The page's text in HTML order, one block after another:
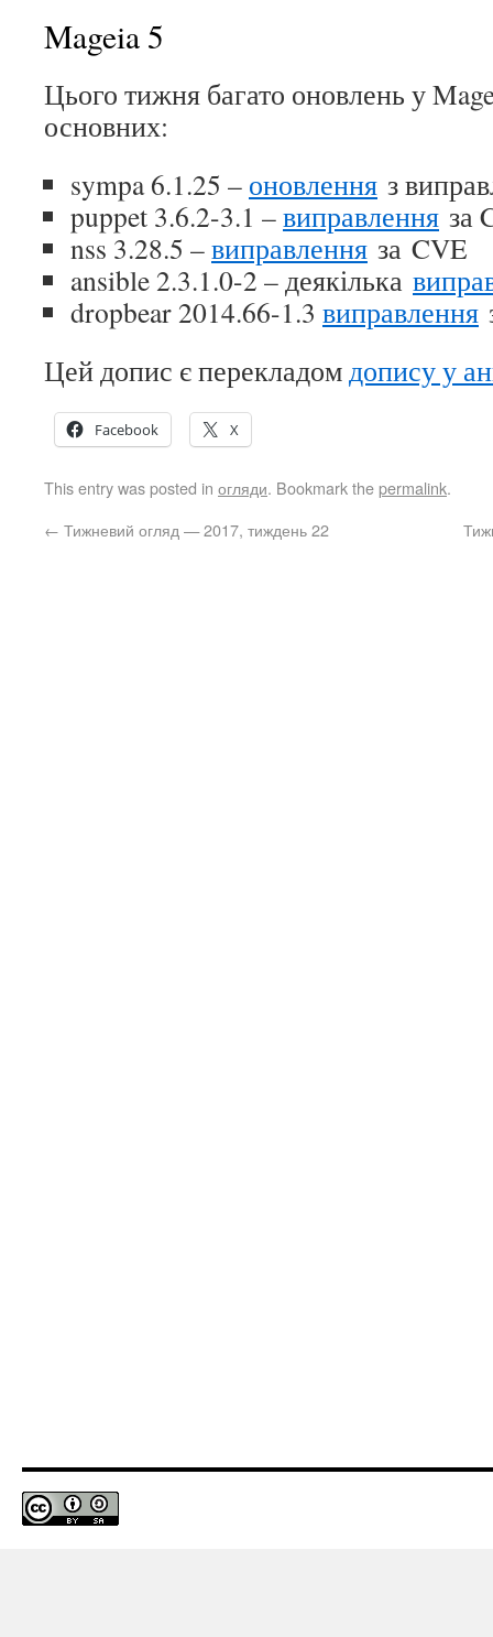
Mageia 5
Цього тижня багато оновлень у
основних:
sympa 6.1.25 – оновлення з
puppet 3.6.2-3.1 –виправлення за
nss 3.28.5 –виправлення за CVE
ansible 2.3.1.0-2 – деякілька
dropbear 2014.66-1.3 виправлення
Цей допис є перекладомдопису у
Facebook X
This entry was posted in огляди. Bookmark thepermalink.
← Тижневий огляд — 2017, тиждень 22